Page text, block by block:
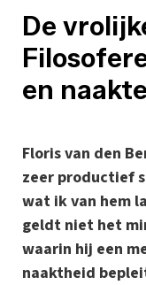
De
en
Floris van den
zeer productief
wat ik van hem
geldt niet het
waarin hij een
naaktheid